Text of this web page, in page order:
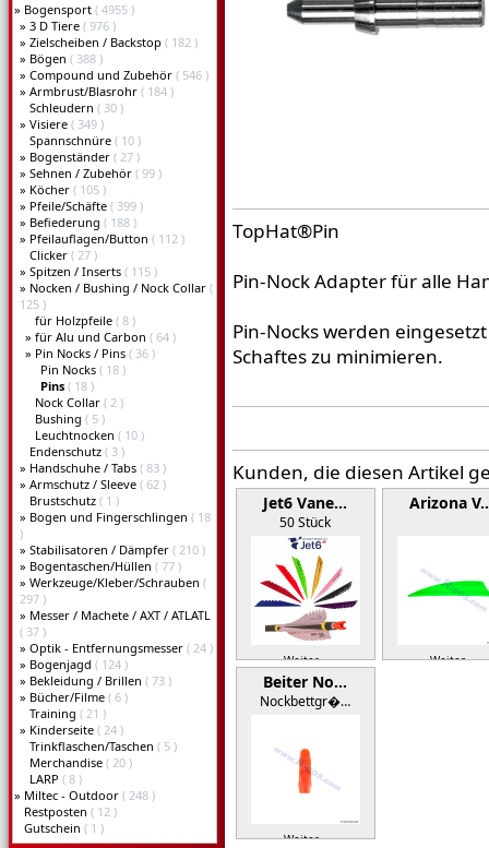
» Bogensport ( 4955 )
» 3 D Tiere ( 976 )
» Zielscheiben / Backstop ( 182 )
» Bögen ( 388 )
» Compound und Zubehör ( 546 )
» Armbrust/Blasrohr ( 184 )
Schleudern ( 30 )
» Visiere ( 349 )
Spannschnüre ( 10 )
» Bogenständer ( 27 )
» Sehnen / Zubehör ( 99 )
» Köcher ( 105 )
» Pfeile/Schäfte ( 399 )
» Befiederung ( 188 )
» Pfeilauflagen/Button ( 112 )
Clicker ( 27 )
» Spitzen / Inserts ( 115 )
» Nocken / Bushing / Nock Collar (
125 )
für Holzpfeile ( 8 )
» für Alu und Carbon ( 64 )
» Pin Nocks / Pins ( 36 )
Pin Nocks ( 18 )
Pins ( 18 )
Nock Collar ( 2 )
Bushing ( 5 )
Leuchtnocken ( 10 )
Endenschutz ( 3 )
» Handschuhe / Tabs ( 83 )
» Armschutz / Sleeve ( 62 )
Brustschutz ( 1 )
» Bogen und Fingerschlingen ( 18
)
» Stabilisatoren / Dämpfer ( 210 )
» Bogentaschen/Hüllen ( 77 )
» Werkzeuge/Kleber/Schrauben (
297 )
» Messer / Machete / AXT / ATLATL
( 37 )
» Optik - Entfernungsmesser ( 24 )
» Bogenjagd ( 124 )
» Bekleidung / Brillen ( 73 )
» Bücher/Filme ( 6 )
Training ( 21 )
» Kinderseite ( 24 )
Trinkflaschen/Taschen ( 5 )
Merchandise ( 20 )
LARP ( 8 )
» Miltec - Outdoor ( 248 )
Restposten ( 12 )
Gutschein ( 1 )
TopHat®Pin
Pin-Nock Adapter für alle
Pin-Nocks werden
Schaftes zu minimieren.
Kunden, die diesen Artikel
Jet6 Vane…
50 Stück
Weiter »
Arizona
Weiter »
Beiter No…
Nockbettgr�…
Weiter »